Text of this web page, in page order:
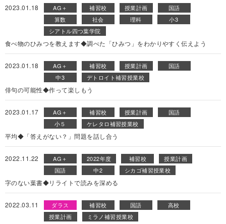
2023.01.18 AG＋ 補習校 授業計画
国語
算数
社会 理科
小3
シアトル四つ葉学院
食べ物のひみつを教えます◆調べた「ひみつ」をわかりやすく伝えよう
2023.01.18 AG＋ 補習校 授業計画
国語
中3
デトロイト補習授業校
俳句の可能性◆作って楽しもう
2023.01.17 AG＋ 補習校 授業計画
国語
小５
ケレタロ補習授業校
平均◆「答えがない？」問題を話し合う
2022.11.22 AG＋ 2022年度 補習校
授業計画
国語
中2 シカゴ補習授業校
字のない葉書◆リライトで読みを深める
2022.03.11 ダラス 補習校 国語
高校
授業計画
ミラノ補習授業校